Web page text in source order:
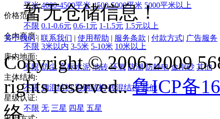
平米 4000-4500平米 4500-5000平米 5000平米以上
价格范围:
不限 0.1-0.6元 0.6-1元 1-1.5元 1.5元以上
仓内高度:
不限 3米以内 3-5米 5-10米 10米以上
库内地面:
不限 防尘 高标水泥 地砖 环氧 防潮 防静电 金刚砂 其他
主体结构:
不限 钢混结构 彩钢结构 砖混结构 其他
星级认证:
不限 无 三星 四星 五星
暂无仓储信息！
关于我们| 联系我们 | 使用帮助 | 服务条款 | 付款方式| 广告服务
Copyright © 2006-2009
rights reserved..鲁ICP备
络